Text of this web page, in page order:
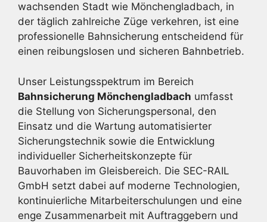
wachsenden Stadt wie Mönchengladbach, in
der täglich zahlreiche Züge verkehren, ist eine
professionelle Bahnsicherung entscheidend für
einen reibungslosen und sicheren Bahnbetrieb.
Unser Leistungsspektrum im Bereich
Bahnsicherung Mönchengladbach umfasst
die Stellung von Sicherungspersonal, den
Einsatz und die Wartung automatisierter
Sicherungstechnik sowie die Entwicklung
individueller Sicherheitskonzepte für
Bauvorhaben im Gleisbereich. Die SEC-RAIL
GmbH setzt dabei auf moderne Technologien,
kontinuierliche Mitarbeiterschulungen und eine
enge Zusammenarbeit mit Auftraggebern und